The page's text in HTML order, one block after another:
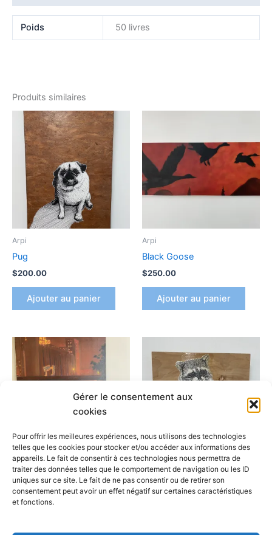
Gérer le consentement aux
cookies
Pour offrir les meilleures expériences, nous utilisons des technologies
telles que les cookies pour stocker et/ou accéder aux informations des
appareils. Le fait de consentir à ces technologies nous permettra de
traiter des données telles que le comportement de navigation ou les ID
uniques sur ce site. Le fait de ne pas consentir ou de retirer son
consentement peut avoir un effet négatif sur certaines caractéristiques
et fonctions.
Poids 50 livres
Produits similaires
Arpi
Pug
$200.00
Ajouter au panier
Arpi
Black Goose
$250.00
Ajouter au panier
Arpi
Five Roses
$800.00
Arpi
Mini Raccon II